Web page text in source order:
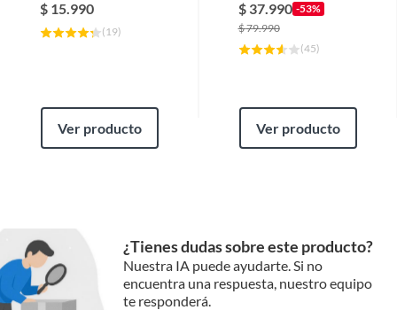
$ 15.990
( 19)
Ver producto
Mate
$ 37.990 -53%
$79.990
(45)
Ver producto
¿Tienes dudas sobre este producto?
Nuestra IA puede ayudarte. Si no
encuentra una respuesta, nuestro equipo
te responderá.